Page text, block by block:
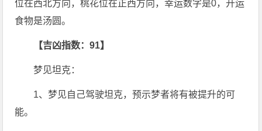
位在西北方向，桃花位在正西方向，幸运数字是0，开运
食物是汤圆。
【吉凶指数：91】
梦见坦克：
1、梦见自己驾驶坦克，预示梦者将有被提升的可
能。